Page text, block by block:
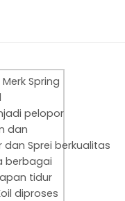
Spring
pelopor
dan
dan Sprei berkualitas
berbagai
tidur
diproses